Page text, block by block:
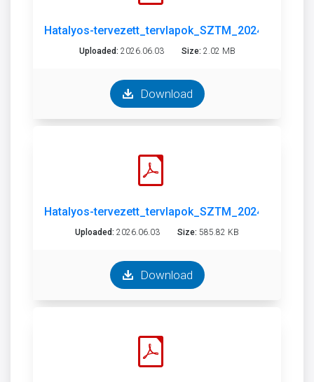
Hatalyos-tervezett_tervlapok_SZTM_2024-
Uploaded: 2026.06.03 Size: 2.02 MB
Download
Hatalyos-tervezett_tervlapok_SZTM_2024-
Uploaded: 2026.06.03 Size: 585.82 KB
Download